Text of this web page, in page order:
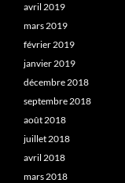
avril 2019
mars 2019
février 2019
janvier 2019
décembre 2018
septembre 2018
août 2018
juillet 2018
avril 2018
mars 2018